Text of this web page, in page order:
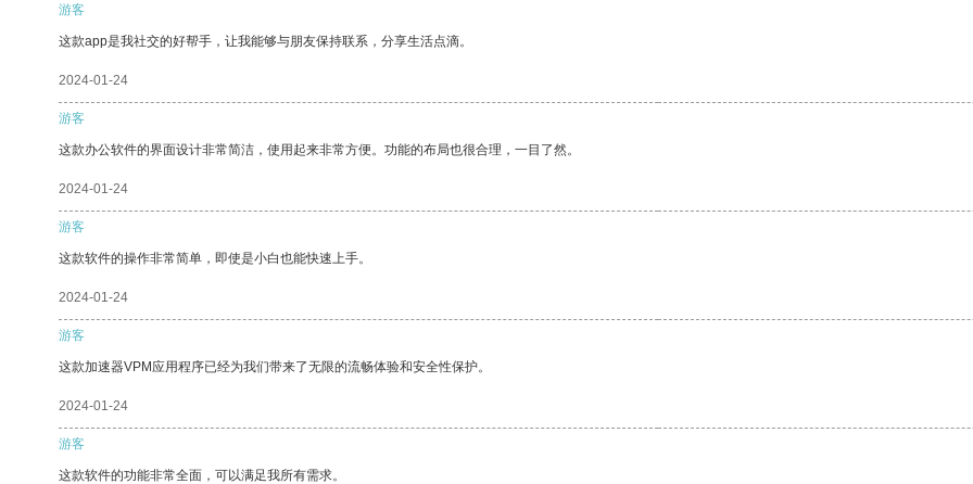
游客
这款app是我社交的好帮手，让我能够与朋友保持联系，分享生活点滴。
2024-01-24
游客
这款办公软件的界面设计非常简洁，使用起来非常方便。功能的布局也很合理，一目了然。
2024-01-24
游客
这款软件的操作非常简单，即使是小白也能快速上手。
2024-01-24
游客
这款加速器VPM应用程序已经为我们带来了无限的流畅体验和安全性保护。
2024-01-24
游客
这款软件的功能非常全面，可以满足我所有需求。